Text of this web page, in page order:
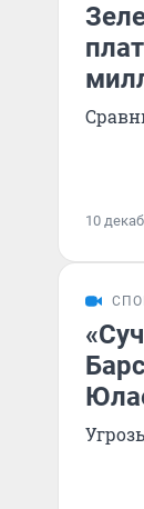
10